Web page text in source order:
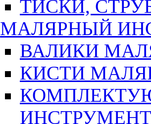
ТИСКИ,
МАЛЯРНЫЙ
ВАЛИКИ
КИСТИ